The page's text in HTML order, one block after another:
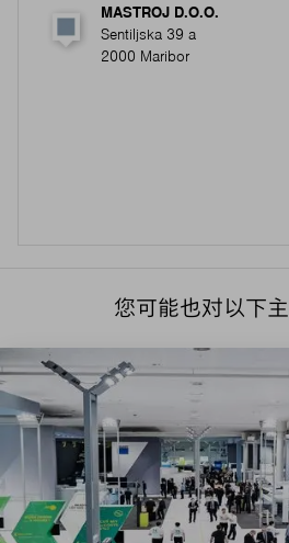
MASTROJ D.O.O.
Sentiljska 39 a
2000 Maribor
您可能也对以下